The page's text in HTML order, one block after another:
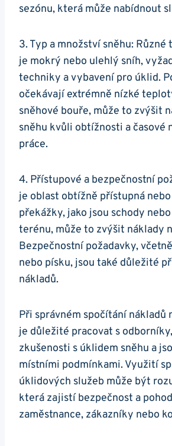
sezónu, která může nabídnout
3. Typ a množství sněhu: Různé
je mokrý nebo ulehlý sníh,
techniky a vybavení pro úklid.
očekávají extrémně nízké
sněhové bouře, může to zvýšit
sněhu kvůli obtížnosti a časové
práce.
4. Přístupové a bezpečnostní
je oblast obtížně přístupná
překážky, jako jsou schody
terénu, může to zvýšit náklady
Bezpečnostní požadavky,
nebo písku, jsou také důležité
nákladů.
Při správném spočítání nákladů
je důležité pracovat s
zkušenosti s úklidem sněhu a
místními podmínkami. Využití
úklidových služeb může být
která zajistí bezpečnost a
zaměstnance, zákazníky nebo